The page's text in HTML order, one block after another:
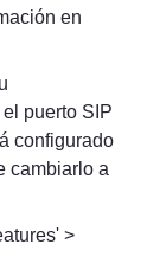
en
puerto SIP
configurado
cambiarlo a
>